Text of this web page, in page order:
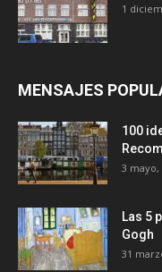
1
MENSAJES
100
3 mayo,
Las 5
Gogh
31